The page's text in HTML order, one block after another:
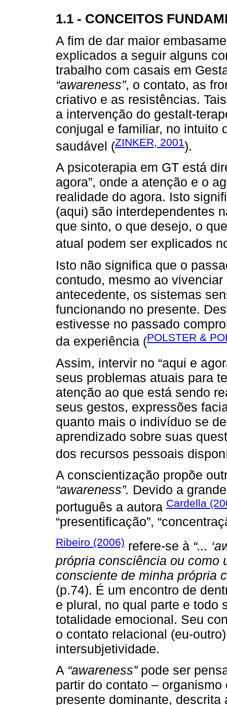
1.1 - CONCEITOS
A fim de dar maior
explicados a seguir alguns
trabalho com casais em
“awareness”, o contato, as
criativo e as resistências.
a intervenção do gestalt-
conjugal e familiar, no intuito
saudável (ZINKER, 2001).
A psicoterapia em GT está
agora”, onde a atenção e o
realidade do agora. Isto
(aqui) são interdependentes
que sinto, o que desejo, o
atual podem ser explicados
Isto não significa que o
contudo, mesmo ao
antecedente, os sistemas
funcionando no presente.
estivesse no passado
da experiência (POLSTER &
Assim, intervir no “aqui e
seus problemas atuais para
atenção ao que está sendo
seus gestos, expressões
quanto mais o indivíduo se
aprendizado sobre suas
dos recursos pessoais
A conscientização propõe
“awareness”. Devido a
português a autora Cardella
“presentificação”,
Ribeiro (2006) refere-se à “...
própria consciência ou como
consciente de minha própria
(p.74). É um encontro de
e plural, no qual parte e todo
totalidade emocional. Seu
o contato relacional (eu-
intersubjetividade.
A “awareness”pode ser
partir do contato –
presente dominante,